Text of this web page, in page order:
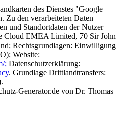
des Dienstes "Google
Zu den verarbeiteten Daten
und Standortdaten der Nutzer
Cloud EMEA Limited, 70 Sir John
Rechtsgrundlagen: Einwilligung
Website:
; Datenschutzerklärung:
. Grundlage Drittlandtransfers:
Generator.de von Dr. Thomas